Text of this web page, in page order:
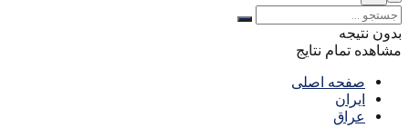
بدون نتیجه
مشاهده تمام نتایج
صفحه اصلی
ایران
عراق